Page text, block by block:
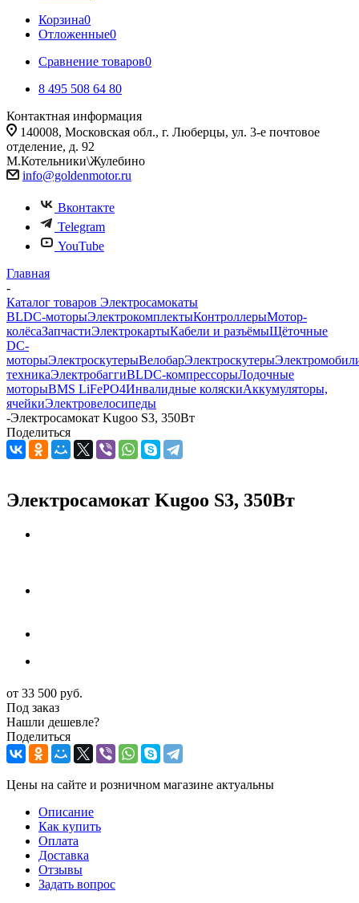
Корзина0
Отложенные0
Сравнение товаров0
8 495 508 64 80
Контактная информация
140008, Московская обл., г. Люберцы, ул. 3-е почтовое
отделение, д. 92
М.Котельники\Жулебино
info@goldenmotor.ru
Вконтакте
Telegram
YouTube
Главная
-
Каталог товаров Электросамокаты
BLDC-моторыЭлектрокомплектыКонтроллерыМотор-
колёсаЗапчастиЭлектрокартыКабели и разъёмыЩёточные
DC-
моторыЭлектроскутерыВелобарЭлектроскутеры
техникаЭлектробаггиBLDC-компрессорыЛодочные
моторыBMS LiFePO4Инвалидные коляскиАккумуляторы,
ячейкиЭлектровелосипеды
-Электросамокат Kugoo S3, 350Вт
Поделиться
Электросамокат Kugoo S3, 350Вт
от 33 500 руб.
Под заказ
Нашли дешевле?
Поделиться
Цены на сайте и розничном магазине актуальны
Описание
Как купить
Оплата
Доставка
Отзывы
Задать вопрос